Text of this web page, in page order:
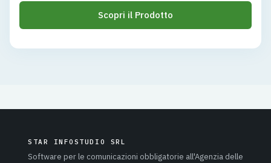
Scopri il Prodotto
STAR INFOSTUDIO SRL
Software per le comunicazioni obbligatorie all'Agenzia delle